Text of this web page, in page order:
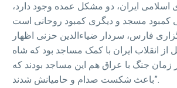
ایران، دو مشکل عمده وجود دارد،
فارس، سردار ضیاءالدین حزنی اظهار
از انقلاب ایران با کمک مساجد بود که شاه
جنگ با عراق هم این مساجد بودند که
باعث شکست صدام و حامیانش شدند”.